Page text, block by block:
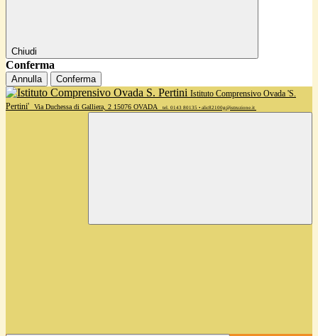
Chiudi
Conferma
Annulla Conferma
Istituto Comprensivo Ovada 'S.
Pertini'
Via Duchessa di Galliera, 2 15076 OVADA tel. 0143 80135 • alic82100g@istruzione.it